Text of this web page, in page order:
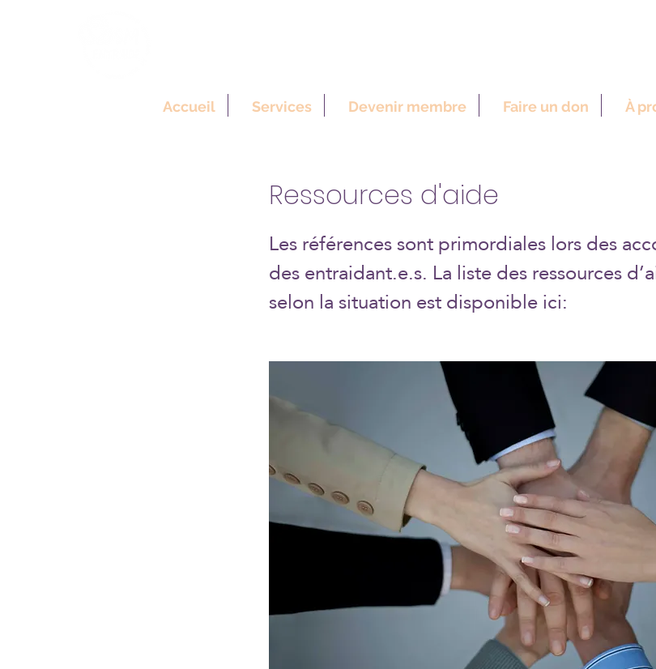
Accueil Services Devenir membre Faire un don À
Ressources d'aide
Les références sont primordiales lors des
des entraidant.e.s. La liste des ressources
selon la situation est disponible ici: